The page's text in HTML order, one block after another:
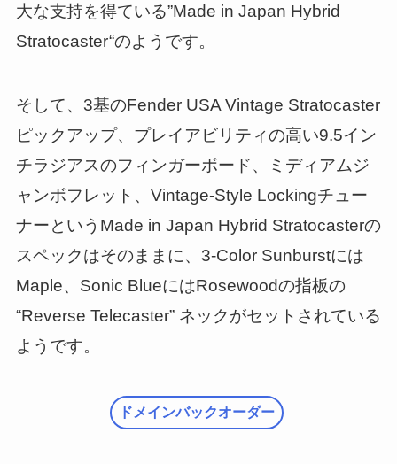
大な支持を得ている”Made in Japan Hybrid
Stratocaster“のようです。
そして、3基のFender USA Vintage Stratocaster
ピックアップ、プレイアビリティの高い9.5イン
チラジアスのフィンガーボード、ミディアムジ
ャンボフレット、Vintage-Style Lockingチュー
ナーというMade in Japan Hybrid Stratocasterの
スペックはそのままに、3-Color Sunburstには
Maple、Sonic BlueにはRosewoodの指板の
“Reverse Telecaster” ネックがセットされている
ようです。
ドメインバックオーダー